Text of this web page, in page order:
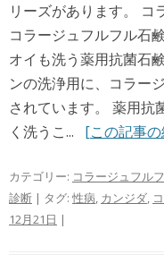
リーズがあります。 コ
コラージュフルフル石
オイも洗う薬用抗菌石
ンの洗浄用に、コラー
されています。 薬用抗
く洗うこ... [この記事
カテゴリー: コラージュフル
診断 | タグ: 性病, カンジダ,
12月21日 |